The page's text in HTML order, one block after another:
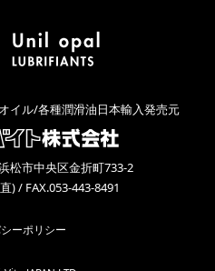
イル/各種潤滑油日本輸入発売元
松市中央区金折町733-2
) / FAX.053-443-8491
ーポリシー